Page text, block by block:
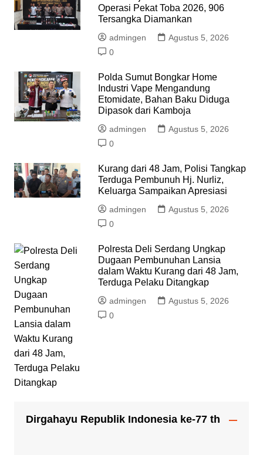
Operasi Pekat Toba 2026, 906
Tersangka Diamankan
admingen
Agustus 5, 2026
0
Polda Sumut Bongkar Home
Industri Vape Mengandung
Etomidate, Bahan Baku Diduga
Dipasok dari Kamboja
admingen
Agustus 5, 2026
0
Kurang dari 48 Jam, Polisi Tangkap
Terduga Pembunuh Hj. Nurliz,
Keluarga Sampaikan Apresiasi
admingen
Agustus 5, 2026
0
Polresta Deli Serdang Ungkap
Dugaan Pembunuhan Lansia
dalam Waktu Kurang dari 48 Jam,
Terduga Pelaku Ditangkap
admingen
Agustus 5, 2026
0
Dirgahayu Republik Indonesia ke-77 th